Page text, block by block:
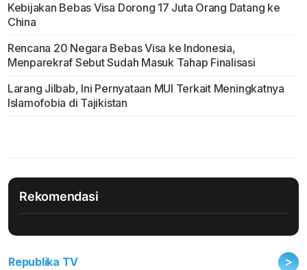
Kebijakan Bebas Visa Dorong 17 Juta Orang Datang ke
China
Rencana 20 Negara Bebas Visa ke Indonesia,
Menparekraf Sebut Sudah Masuk Tahap Finalisasi
Larang Jilbab, Ini Pernyataan MUI Terkait Meningkatnya
Islamofobia di Tajikistan
Rekomendasi
Republika TV >